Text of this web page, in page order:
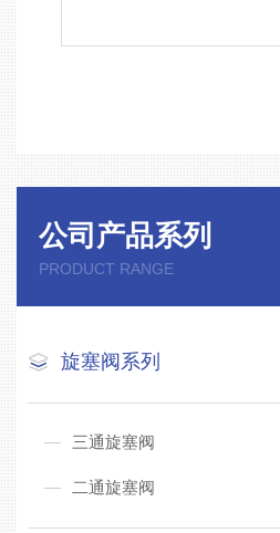
公司产品系列
PRODUCT RANGE
旋塞阀系列
三通旋塞阀
二通旋塞阀